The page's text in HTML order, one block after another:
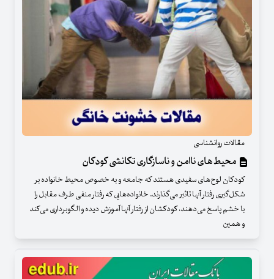
مقالات روانشناسی
محیط‌های ناامن و ناسازگاری تکانشی کودکان
کودکان لوح‌های سفیدی هستند که جامعه و به خصوص محیط خانواده بر
شکل‌گیری رفتار آنها تاثیر می‌گذارند. خانواده‌هایی که رفتار منفی طرف مقابل را
با خشم پاسخ می‌دهند، کودکشان از رفتار آنها آموزش دیده و الگوبرداری می‌کند
و همین